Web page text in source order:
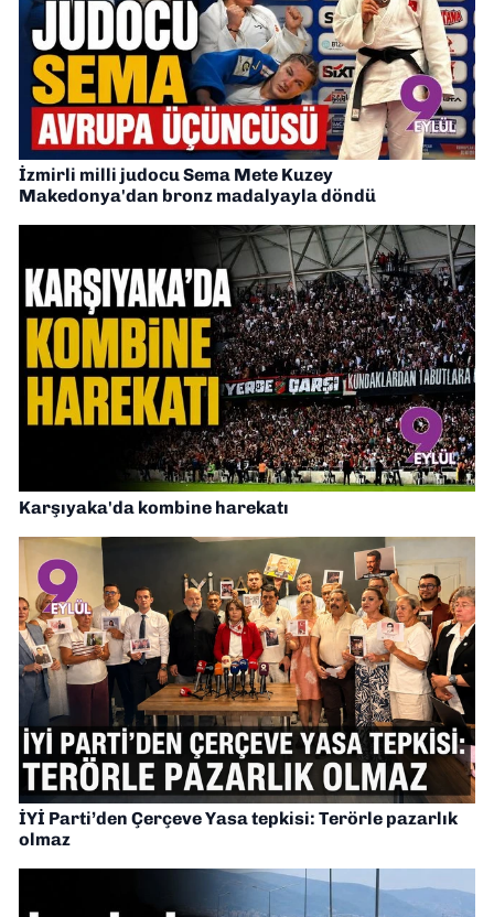
İzmirli milli judocu Sema Mete Kuzey
Makedonya'dan bronz madalyayla döndü
Karşıyaka'da kombine harekatı
İYİ Parti’den Çerçeve Yasa tepkisi: Terörle pazarlık
olmaz